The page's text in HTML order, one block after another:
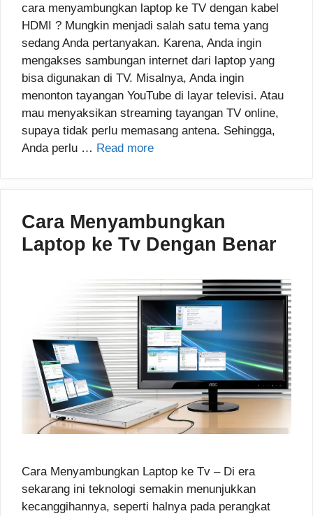
cara menyambungkan laptop ke TV dengan kabel
HDMI ? Mungkin menjadi salah satu tema yang
sedang Anda pertanyakan. Karena, Anda ingin
mengakses sambungan internet dari laptop yang
bisa digunakan di TV. Misalnya, Anda ingin
menonton tayangan YouTube di layar televisi. Atau
mau menyaksikan streaming tayangan TV online,
supaya tidak perlu memasang antena. Sehingga,
Anda perlu … Read more
Cara Menyambungkan
Laptop ke Tv Dengan Benar
Cara Menyambungkan Laptop ke Tv – Di era
sekarang ini teknologi semakin menunjukkan
kecanggihannya, seperti halnya pada perangkat